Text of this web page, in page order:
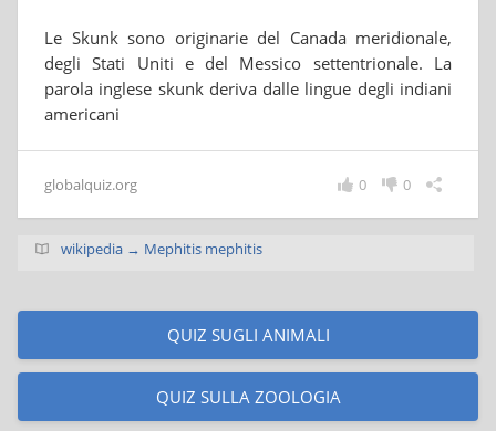
Le Skunk sono originarie del Canada meridionale,
degli Stati Uniti e del Messico settentrionale. La
parola inglese skunk deriva dalle lingue degli indiani
americani
globalquiz.org 0
0
wikipedia → Mephitis mephitis
QUIZ SUGLI ANIMALI
QUIZ SULLA ZOOLOGIA